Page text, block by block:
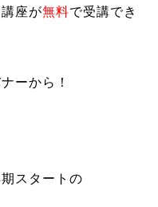
座が無料で受講でき
ーから！
スタートの